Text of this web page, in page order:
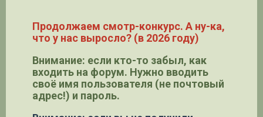
Продолжаем смотр-конкурс. А ну-ка,
что у нас выросло? (в 2026 году)
Внимание: если кто-то забыл, как
входить на форум. Нужно вводить
своё имя пользователя (не почтовый
адрес!) и пароль.